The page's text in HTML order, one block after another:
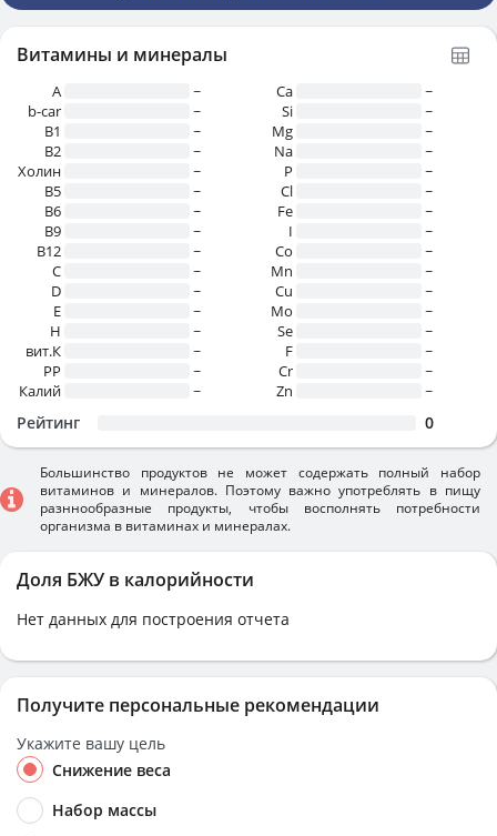
Витамины и минералы
A
~
b-car
~
В1
~
B2
~
Холин
~
B5
~
B6
~
B9
~
B12
~
C
~
D
~
E
~
H
~
вит.К
~
PP
~
Калий
~
Ca
~
Si
~
Mg
~
Na
~
P
~
Cl
~
Fe
~
I
~
Co
~
Mn
~
Cu
~
Mo
~
Se
~
F
~
Cr
~
Zn
~
Рейтинг 0
Большинство продуктов не может содержать полный набор
витаминов и минералов. Поэтому важно употреблять в пищу
разннообразные продукты, чтобы восполнять потребности
организма в витаминах и минералах.
Доля БЖУ в калорийности
Нет данных для построения отчета
Получите персональные рекомендации
Укажите вашу цель
Снижение веса
Набор массы